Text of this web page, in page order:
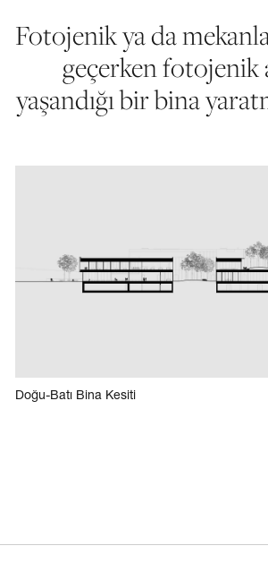
Fotojenik ya da
geçerken fotojenik
yaşandığı bir bina
Doğu-Batı Bina Kesiti